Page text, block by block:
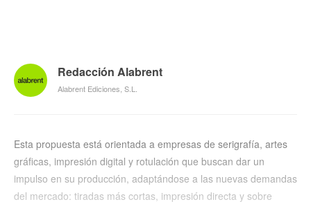
Redacción Alabrent
Alabrent Ediciones, S.L.
Esta propuesta está orientada a empresas de serigrafía, artes
gráficas, impresión digital y rotulación que buscan dar un
impulso en su producción, adaptándose a las nuevas demandas
del mercado: tiradas más cortas, impresión directa y sobre